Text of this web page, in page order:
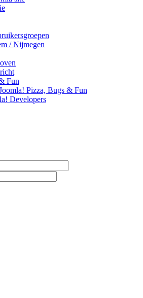
/ Nijmegen
Fun
Pizza, Bugs & Fun
Developers